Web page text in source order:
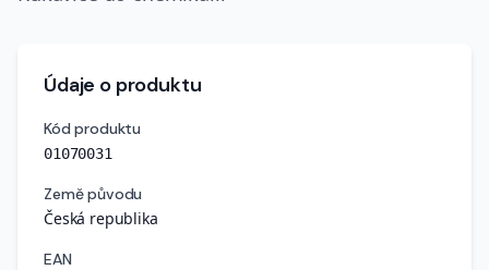
Údaje o produktu
Kód produktu
01070031
Země původu
Česká republika
EAN